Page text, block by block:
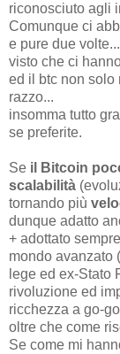
riconosciuto agli
Comunque ci
e pure due volte...
visto che ci
ed il btc non solo
razzo...
insomma tutto
se preferite.
Se il Bitcoin
scalabilità
tornando più
dunque adatto
+ adottato
mondo avanzato
lege ed ex-Stato
rivoluzione ed
ricchezza a go-
oltre che come
Se come mi